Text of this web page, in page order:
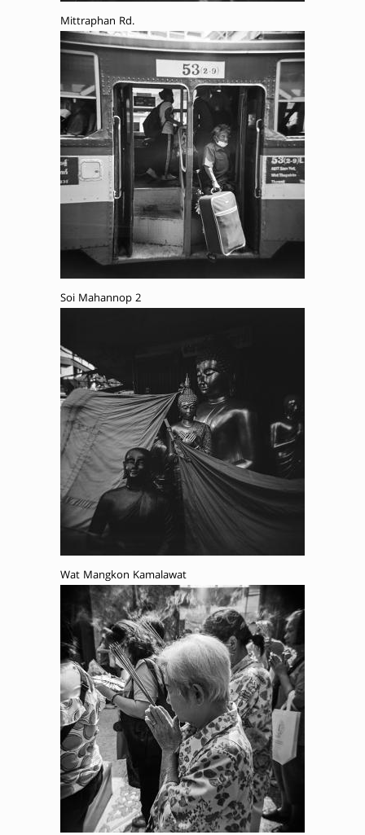
Mittraphan Rd.
Soi Mahannop 2
Wat Mangkon Kamalawat